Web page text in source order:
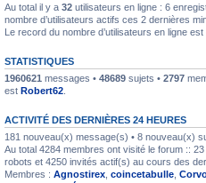
Au total il y a 32 utilisateurs en ligne : 6
nombre d’utilisateurs actifs ces 2 dernières
Le record du nombre d’utilisateurs en ligne est
STATISTIQUES
1960621 messages • 48689 sujets • 2797
est Robert62
ACTIVITÉ DES DERNIÈRES 24 HEURES
181 nouveau(x) message(s) • 8 nouveau(x)
Au total 4284 membres ont visité le forum ::
robots et 4250 invités actif(s) au cours des
Membres : Agnostirex coincetabulle